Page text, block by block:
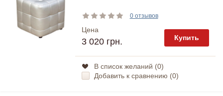
0 отзывов
Цена
3 020 грн. Купить
В список желаний (0)
Добавить к сравнению (0)